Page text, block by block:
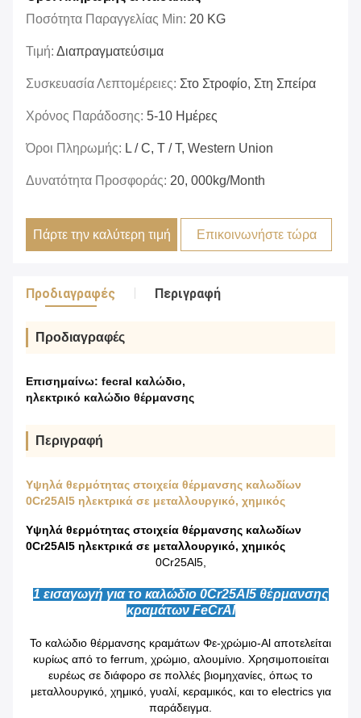
Ποσότητα Παραγγελίας Min: 20 KG
Τιμή: Διαπραγματεύσιμα
Συσκευασία Λεπτομέρειες: Στο Στροφίο, Στη Σπείρα
Χρόνος Παράδοσης: 5-10 Ημέρες
Όροι Πληρωμής: L / C, T / T, Western Union
Δυνατότητα Προσφοράς: 20, 000kg/month
Πάρτε την καλύτερη τιμή Επικοινωνήστε τώρα
Προδιαγραφές Περιγραφή
Προδιαγραφές
Επισημαίνω: fecral καλώδιο,
ηλεκτρικό καλώδιο θέρμανσης
Περιγραφή
Υψηλά θερμότητας στοιχεία θέρμανσης καλωδίων
0Cr25Al5 ηλεκτρικά σε μεταλλουργικό, χημικός
Υψηλά θερμότητας στοιχεία θέρμανσης καλωδίων
0Cr25Al5 ηλεκτρικά σε μεταλλουργικό, χημικός
0Cr25Al5,
1 εισαγωγή για το καλώδιο 0Cr25Al5 θέρμανσης
κραμάτων FeCrAl
Το καλώδιο θέρμανσης κραμάτων Φε-χρώμιο-Al αποτελείται
κυρίως από το ferrum, χρώμιο, αλουμίνιο. Χρησιμοποιείται
ευρέως σε διάφορο σε πολλές βιομηχανίες, όπως το
μεταλλουργικό, χημικό, γυαλί, κεραμικός, και το electrics για
παράδειγμα.